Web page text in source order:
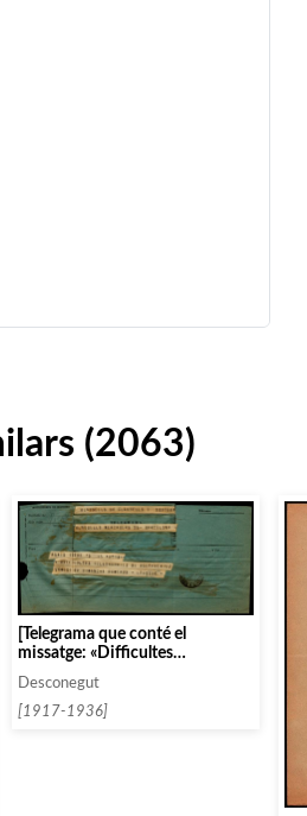
(2063)
[Telegrama que conté el
missatge: «Difficultes
telegraphiez si accepteriez
samedi ou dimanche rameaux»]
Desconegut
[1917-1936]